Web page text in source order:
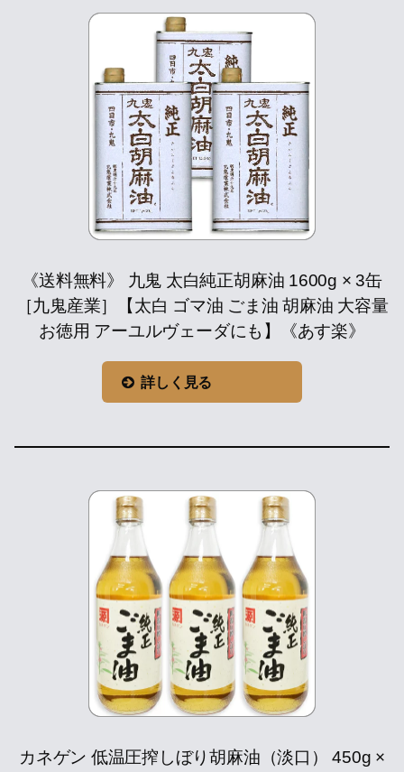
《送料無料》 九鬼 太白純正胡麻油 1600g × 3缶
［九鬼産業］【太白 ゴマ油 ごま油 胡麻油 大容量
お徳用 アーユルヴェーダにも】《あす楽》
詳しく見る
カネゲン 低温圧搾しぼり胡麻油（淡口） 450g ×